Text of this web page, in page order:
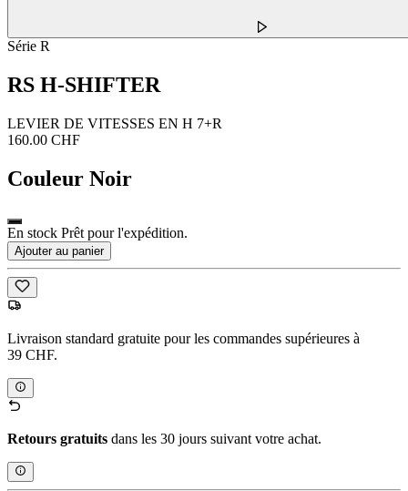
Série R
RS H-SHIFTER
LEVIER DE VITESSES EN H 7+R
160.00 CHF
Couleur Noir
En stock Prêt pour l'expédition.
Ajouter au panier
Livraison standard gratuite pour les commandes supérieures à
39 CHF.
Retours gratuits dans les 30 jours suivant votre achat.